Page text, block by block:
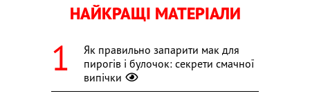
НАЙКРАЩІ МАТЕРІАЛИ
Як правильно запарити мак для
пирогів і булочок: секрети смачної
випічки